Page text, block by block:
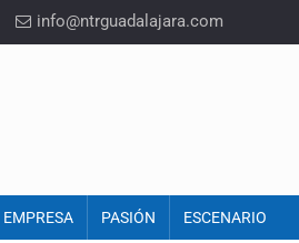
info@ntrguadalajara.com
EMPRESA PASIÓN ESCENARIO